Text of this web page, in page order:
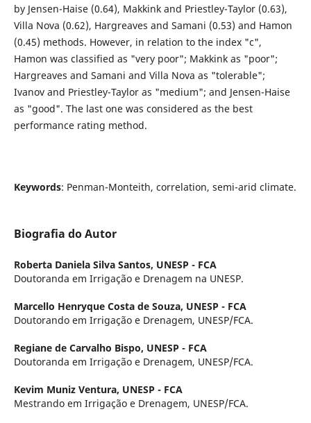
by Jensen-Haise (0.64), Makkink and Priestley-Taylor (0.63),
Villa Nova (0.62), Hargreaves and Samani (0.53) and Hamon
(0.45) methods. However, in relation to the index "c",
Hamon was classified as "very poor"; Makkink as "poor";
Hargreaves and Samani and Villa Nova as "tolerable";
Ivanov and Priestley-Taylor as "medium"; and Jensen-Haise
as "good". The last one was considered as the best
performance rating method.
Keywords: Penman-Monteith, correlation, semi-arid climate.
Biografia do Autor
Roberta Daniela Silva Santos, UNESP - FCA
Doutoranda em Irrigação e Drenagem na UNESP.
Marcello Henryque Costa de Souza, UNESP - FCA
Doutorando em Irrigação e Drenagem, UNESP/FCA.
Regiane de Carvalho Bispo, UNESP - FCA
Doutoranda em Irrigação e Drenagem, UNESP/FCA.
Kevim Muniz Ventura, UNESP - FCA
Mestrando em Irrigação e Drenagem, UNESP/FCA.